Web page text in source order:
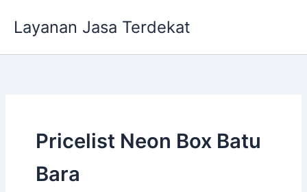
Layanan Jasa Terdekat
Pricelist Neon Box Batu
Bara